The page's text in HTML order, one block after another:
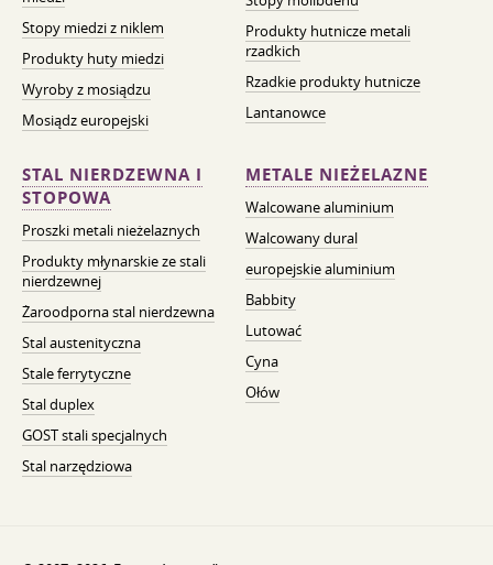
Stopy miedzi z niklem
Produkty huty miedzi
Wyroby z mosiądzu
Mosiądz europejski
Produkty hutnicze metali
rzadkich
Rzadkie produkty hutnicze
Lantanowce
STAL NIERDZEWNA I
STOPOWA
Proszki metali nieżelaznych
Produkty młynarskie ze stali
nierdzewnej
Żaroodporna stal nierdzewna
Stal austenityczna
Stale ferrytyczne
Stal duplex
GOST stali specjalnych
Stal narzędziowa
METALE NIEŻELAZNE
Walcowane aluminium
Walcowany dural
europejskie aluminium
Babbity
Lutować
Cyna
Ołów